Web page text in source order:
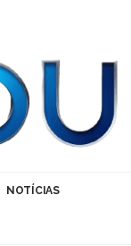
NOTÍCIAS